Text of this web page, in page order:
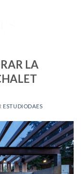
LA
ESTUDIODAES